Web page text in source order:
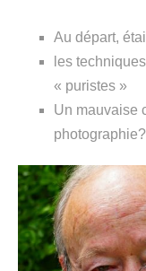
Au départ,
les
« puristes »
Un mauvaise
photographie?